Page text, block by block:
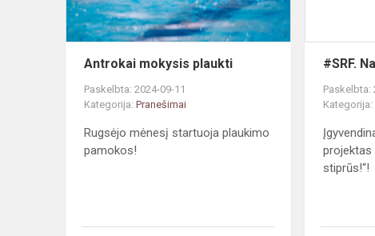
Antrokai mokysis plaukti
Paskelbta: 2024-09-11
Kategorija: Pranešimai
Rugsėjo mėnesį startuoja plaukimo
pamokos!
#SRF.
Paskelbta:
Kategorija:
projektas
stiprūs!“!